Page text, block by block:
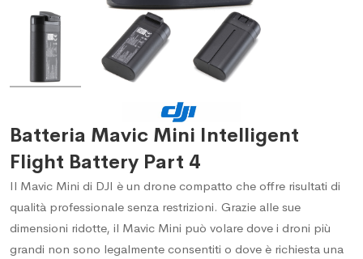
Batteria Mavic Mini Intelligent
Flight Battery Part 4
Il Mavic Mini di DJI è un drone compatto che offre risultati di
qualità professionale senza restrizioni. Grazie alle sue
dimensioni ridotte, il Mavic Mini può volare dove i droni più
grandi non sono legalmente consentiti o dove è richiesta una